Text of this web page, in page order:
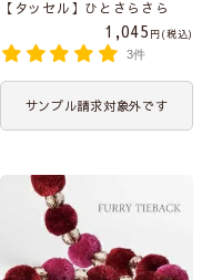
【タッセル】ひとさらさら
1,045
税込
3件
サンプル請求対象外です